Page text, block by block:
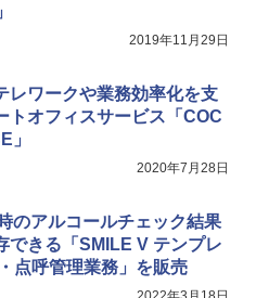
2019年11月29日
レワークや業務効率化を支
トオフィスサービス「COC
」
2020年7月28日
のアルコールチェック結果
できる「SMILE V テンプレ
点呼管理業務」を販売